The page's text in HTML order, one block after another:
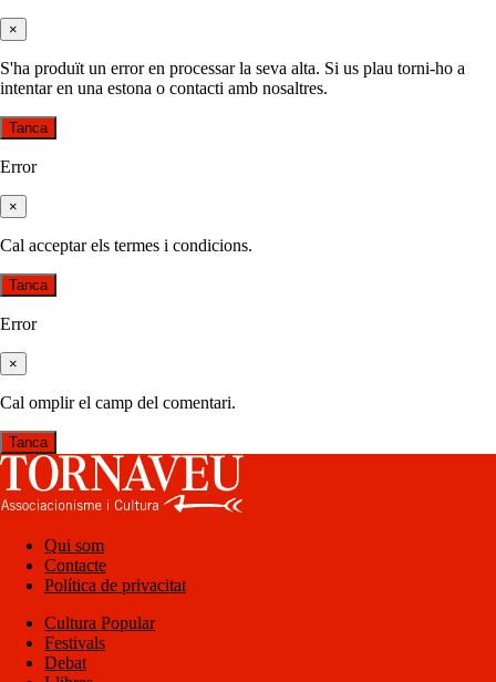
×
S'ha produït un error en processar la seva alta. Si us plau torni-ho a
intentar en una estona o contacti amb nosaltres.
Tanca
Error
×
Cal acceptar els termes i condicions.
Tanca
Error
×
Cal omplir el camp del comentari.
Tanca
Qui som
Contacte
Política de privacitat
Cultura Popular
Festivals
Debat